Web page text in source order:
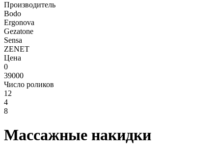
Производитель
Bodo
Ergonova
Gezatone
Sensa
ZENET
Цена
0
39000
Число роликов
12
4
8
Массажные накидки